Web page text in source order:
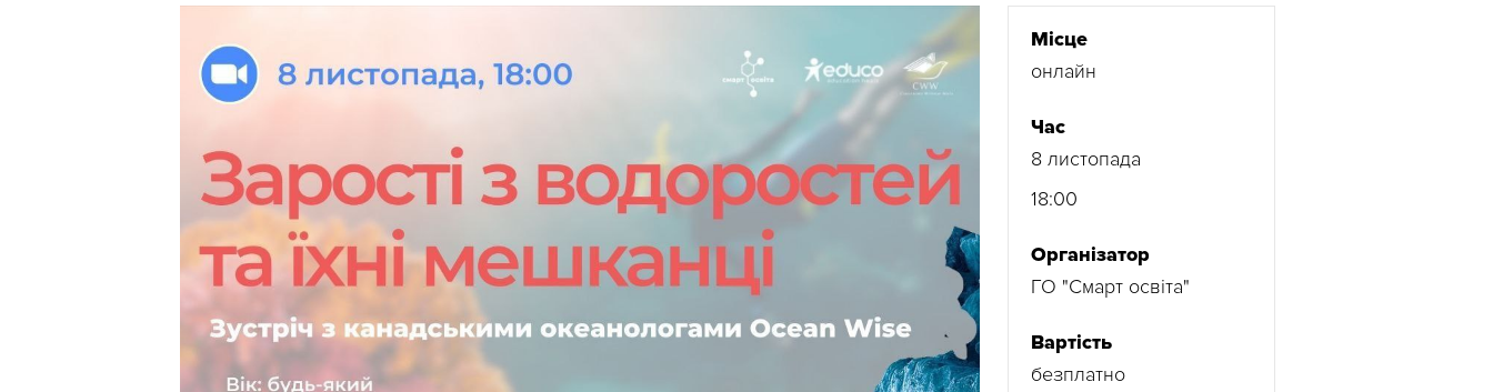
Місце
онлайн
Час
8 листопада
18:00
Організатор
ГО "Смарт освіта"
Вартість
безплатно